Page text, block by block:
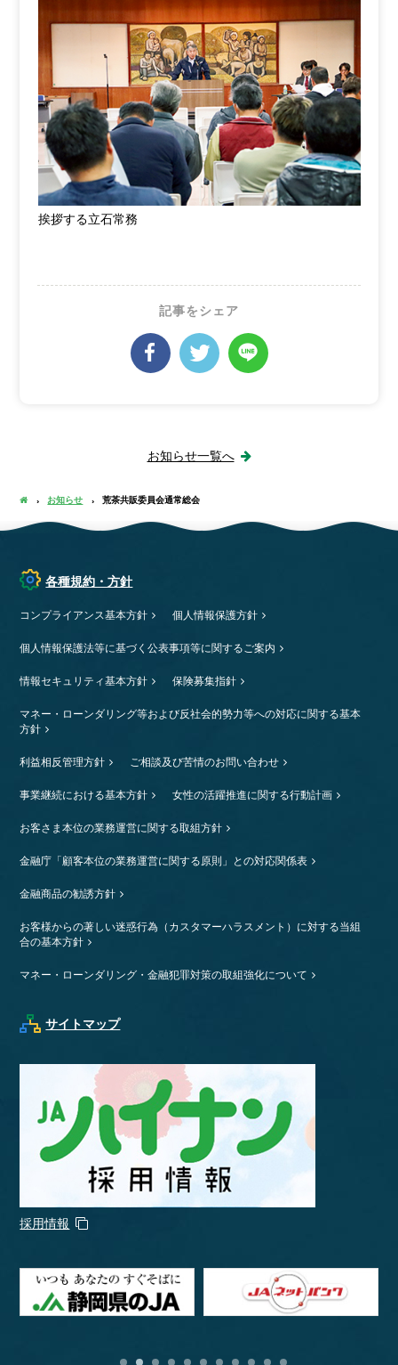
挨拶する立石常務
記事をシェア
お知らせ一覧へ
お知らせ 荒茶共販委員会通常総会
各種規約・方針
コンプライアンス基本方針 個人情報保護方針
個人情報保護法等に基づく公表事項等に関するご案内
情報セキュリティ基本方針 保険募集指針
マネー・ローンダリング等および反社会的勢力等への対応に関する基本
方針
利益相反管理方針 ご相談及び苦情のお問い合わせ
事業継続における基本方針 女性の活躍推進に関する行動計画
お客さま本位の業務運営に関する取組方針
金融庁「顧客本位の業務運営に関する原則」との対応関係表
金融商品の勧誘方針
お客様からの著しい迷惑行為（カスタマーハラスメント）に対する当組
合の基本方針
マネー・ローンダリング・金融犯罪対策の取組強化について
サイトマップ
採用情報